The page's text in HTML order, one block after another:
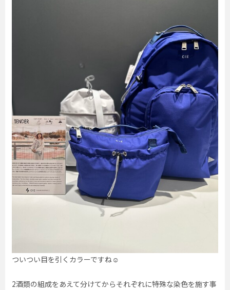
ついつい目を引くカラーですね☺︎
2酒類の組成をあえて分けてからそれぞれに特殊な染色を施す事